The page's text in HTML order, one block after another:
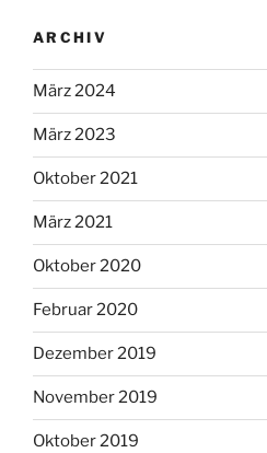
ARCHIV
März 2024
März 2023
Oktober 2021
März 2021
Oktober 2020
Februar 2020
Dezember 2019
November 2019
Oktober 2019